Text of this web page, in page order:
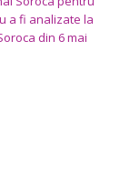
Soroca pentru
a fi analizate la
din 6 mai